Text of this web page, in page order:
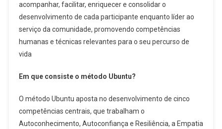
acompanhar, facilitar, enriquecer e consolidar o
desenvolvimento de cada participante enquanto líder ao
serviço da comunidade, promovendo competências
humanas e técnicas relevantes para o seu percurso de
vida
Em que consiste o método Ubuntu?
O método Ubuntu aposta no desenvolvimento de cinco
competências centrais, que trabalham o
Autoconhecimento, Autoconfiança e Resiliência, a Empatia